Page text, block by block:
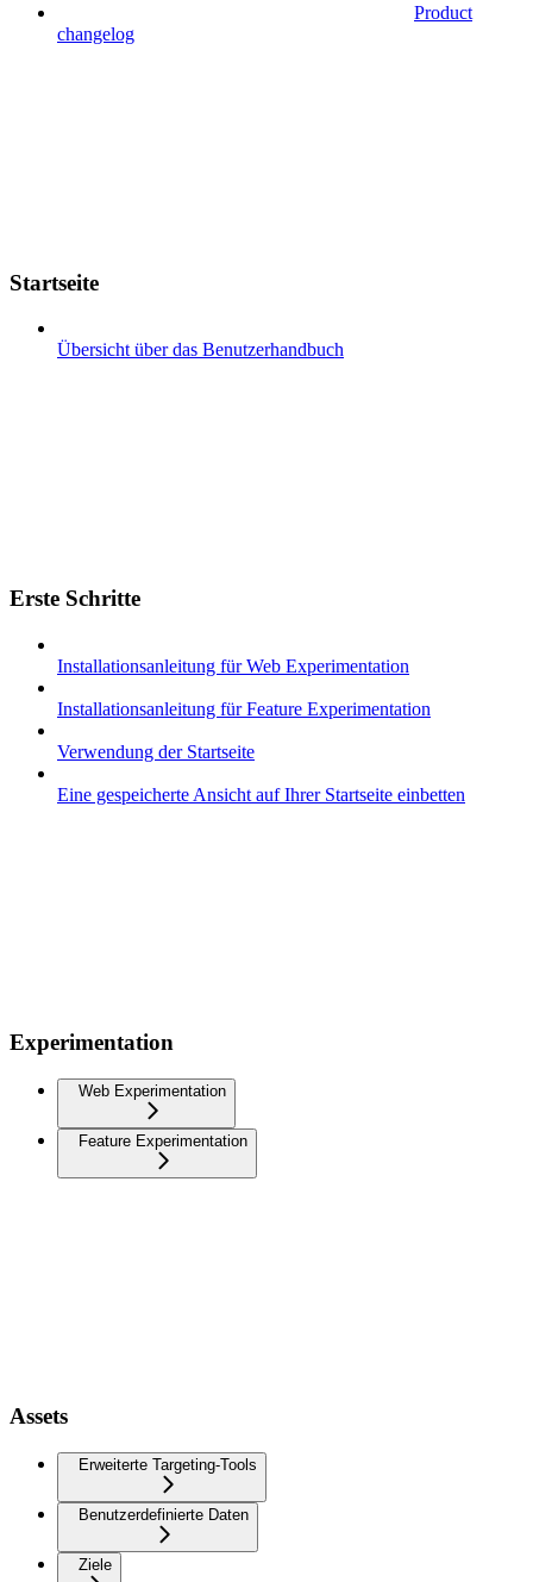
Product
changelog
Startseite
Übersicht über das Benutzerhandbuch
Erste Schritte
Installationsanleitung für Web Experimentation
Installationsanleitung für Feature Experimentation
Verwendung der Startseite
Eine gespeicherte Ansicht auf Ihrer Startseite einbetten
Experimentation
Web Experimentation
Feature Experimentation
Assets
Erweiterte Targeting-Tools
Benutzerdefinierte Daten
Ziele